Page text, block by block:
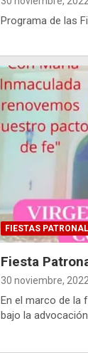
Programa de las
FIESTAS
Fiesta
30 noviembre, 2022
En el marco de la
bajo la